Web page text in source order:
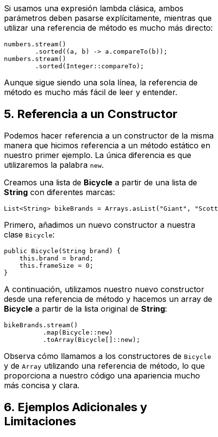
Si usamos una expresión lambda clásica, ambos
parámetros deben pasarse explícitamente, mientras que
utilizar una referencia de método es mucho más directo:
numbers.stream()
        .sorted((a, b) -> a.compareTo(b));
numbers.stream()
Aunque sigue siendo una sola línea, la referencia de
método es mucho más fácil de leer y entender.
5. Referencia a un Constructor
Podemos hacer referencia a un constructor de la misma
manera que hicimos referencia a un método estático en
nuestro primer ejemplo. La única diferencia es que
utilizaremos la palabra new.
Creamos una lista de Bicycle a partir de una lista de
String con diferentes marcas:
List<String> bikeBrands = Arrays.asList( "Giant" ,
Primero, añadimos un nuevo constructor a nuestra
clase Bicycle:
public Bicycle (String brand)
{
this .brand = brand;
this .frameSize = 0 ;
A continuación, utilizamos nuestro nuevo constructor
desde una referencia de método y hacemos un array de
Bicycle a partir de la lista original de String:
bikeBrands.stream()
          .map(Bicycle::
new)
          .toArray(Bicycle[]::
new
Observa cómo llamamos a los constructores de Bicycle
y de Array utilizando una referencia de método, lo que
proporciona a nuestro código una apariencia mucho
más concisa y clara.
6. Ejemplos Adicionales y
Limitaciones